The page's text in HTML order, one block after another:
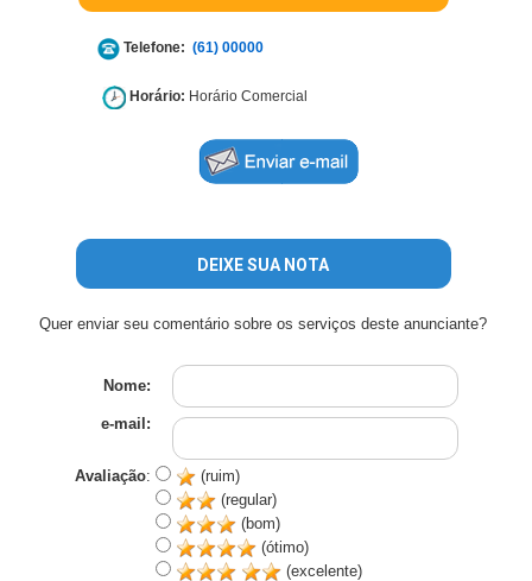
Telefone: (61) 00000
Horário: Horário Comercial
DEIXE SUA NOTA
Quer enviar seu comentário sobre os serviços deste anunciante?
Nome:
e-mail:
Avaliação:
(ruim)
(regular)
(bom)
(ótimo)
(excelente)